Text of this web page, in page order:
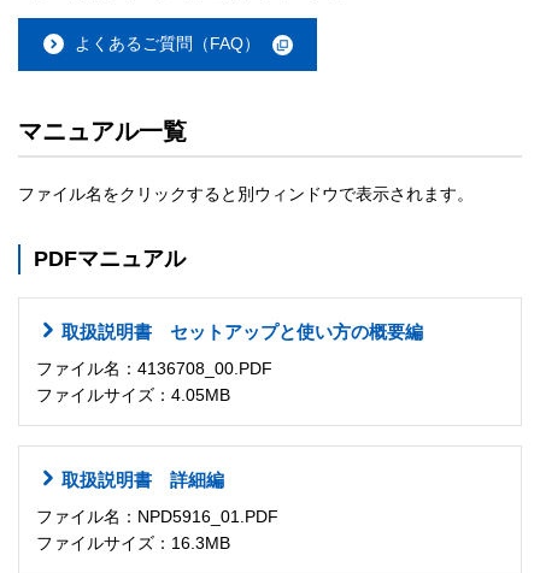
よくあるご質問（FAQ）
マニュアル一覧
ファイル名をクリックすると別ウィンドウで表示されます。
PDFマニュアル
取扱説明書 セットアップと使い方の概要編
ファイル名：4136708_00.PDF
ファイルサイズ：4.05MB
取扱説明書 詳細編
ファイル名：NPD5916_01.PDF
ファイルサイズ：16.3MB